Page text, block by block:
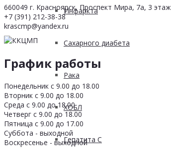
Инфаркта
Сахарного диабета
Рака
ХОБЛ
Гепатита С
660049 г. Красноярск, Проспект Мира, 7а, 3 этаж
+7 (391) 212-38-38
krascmp@yandex.ru
График работы
Понедельник с 9.00 до 18.00
Вторник с 9.00 до 18.00
Среда с 9.00 до 18.00
Четверг с 9.00 до 18.00
Пятница с 9.00 до 17.00
Суббота - выходной
Воскресенье - выходной